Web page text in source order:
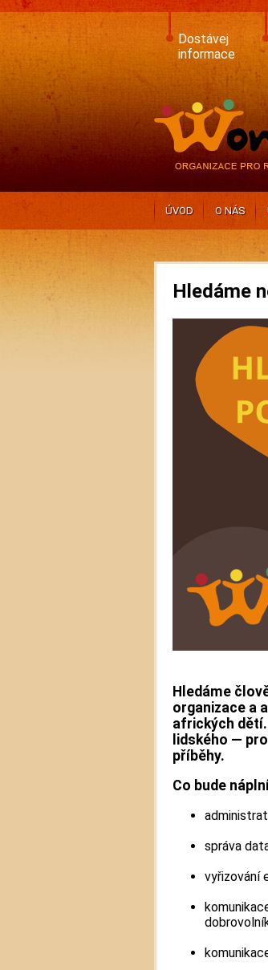
Skip
to
content
Dostávej
informace
ÚVOD O NÁS
Hledáme
Hledáme
organizace a
afrických dětí
lidského —
příběhy.
Co bude
správa
vyřizování